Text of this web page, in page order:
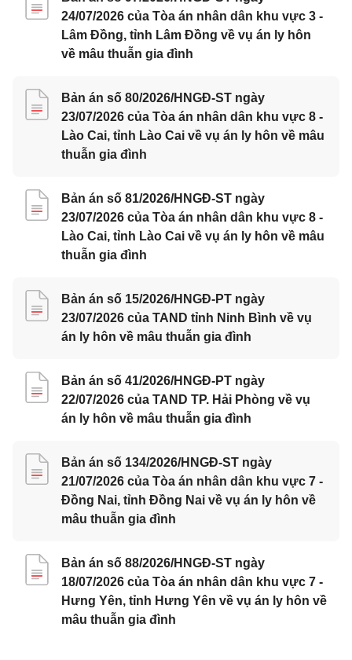
24/07/2026 của Tòa án nhân dân khu vực 3 -
Lâm Đồng, tỉnh Lâm Đồng về vụ án ly hôn
về mâu thuẫn gia đình
Bản án số 80/2026/HNGĐ-ST ngày
23/07/2026 của Tòa án nhân dân khu vực 8 -
Lào Cai, tỉnh Lào Cai về vụ án ly hôn về mâu
thuẫn gia đình
Bản án số 81/2026/HNGĐ-ST ngày
23/07/2026 của Tòa án nhân dân khu vực 8 -
Lào Cai, tỉnh Lào Cai về vụ án ly hôn về mâu
thuẫn gia đình
Bản án số 15/2026/HNGĐ-PT ngày
23/07/2026 của TAND tỉnh Ninh Bình về vụ
án ly hôn về mâu thuẫn gia đình
Bản án số 41/2026/HNGĐ-PT ngày
22/07/2026 của TAND TP. Hải Phòng về vụ
án ly hôn về mâu thuẫn gia đình
Bản án số 134/2026/HNGĐ-ST ngày
21/07/2026 của Tòa án nhân dân khu vực 7 -
Đồng Nai, tỉnh Đồng Nai về vụ án ly hôn về
mâu thuẫn gia đình
Bản án số 88/2026/HNGĐ-ST ngày
18/07/2026 của Tòa án nhân dân khu vực 7 -
Hưng Yên, tỉnh Hưng Yên về vụ án ly hôn về
mâu thuẫn gia đình